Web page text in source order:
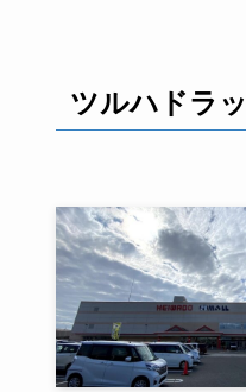
ツルハドラ